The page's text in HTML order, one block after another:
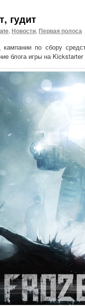
гудит
, Новости, Первая полоса
по сбору
блога игры на